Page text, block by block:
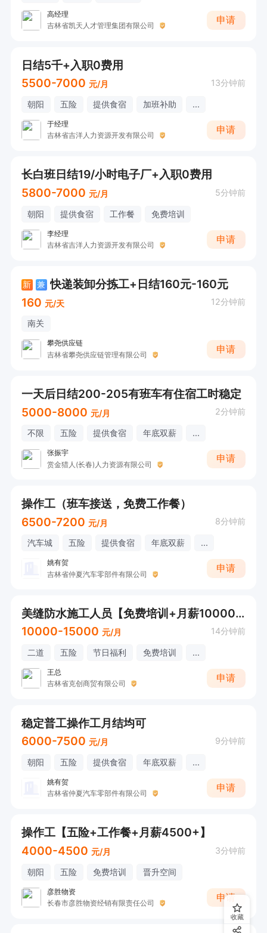
高经理
吉林省凯天人才管理集团有限公司
申请
日结5千+入职0费用
5500-7000 元/月 13分钟前
朝阳 五险 提供食宿 加班补助 ...
于经理
吉林省吉洋人力资源开发有限公司
申请
长白班日结19/小时电子厂+入职0费用
5800-7000 元/月 5分钟前
朝阳 提供食宿 工作餐 免费培训
李经理
吉林省吉洋人力资源开发有限公司
申请
新 兼 快递装卸分拣工+日结160元-160元
160 元/天 12分钟前
南关
攀尧供应链
吉林省攀尧供应链管理有限公司
申请
一天后日结200-205有班车有住宿工时稳定
5000-8000 元/月 2分钟前
不限 五险 提供食宿 年底双薪 ...
张振宇
赏金猎人(长春)人力资源有限公司
申请
操作工（班车接送，免费工作餐）
6500-7200 元/月 8分钟前
汽车城 五险 提供食宿 年底双薪 ...
姚有贺
吉林省仲夏汽车零部件有限公司
申请
美缝防水施工人员【免费培训+月薪10000+】
10000-15000 元/月 14分钟前
二道 五险 节日福利 免费培训 ...
王总
吉林省克创商贸有限公司
申请
稳定普工操作工月结均可
6000-7500 元/月 9分钟前
朝阳 五险 提供食宿 年底双薪 ...
姚有贺
吉林省仲夏汽车零部件有限公司
申请
操作工【五险+工作餐+月薪4500+】
4000-4500 元/月 3分钟前
朝阳 五险 免费培训 晋升空间
彦胜物资
长春市彦胜物资经销有限责任公司
申请
收藏